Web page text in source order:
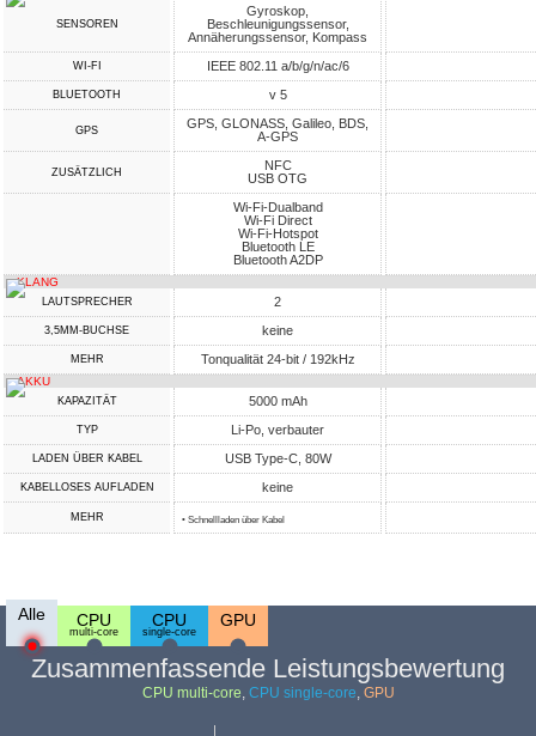
SENSOREN
Gyroskop,
Beschleunigungssensor,
Annäherungssensor, Kompass
WI-FI IEEE 802.11 a/b/g/n/ac/6
BLUETOOTH v 5
GPS
GPS, GLONASS, Galileo, BDS,
A-GPS
ZUSÄTZLICH
NFC
USB OTG
Wi-Fi-Dualband
Wi-Fi Direct
Wi-Fi-Hotspot
Bluetooth LE
Bluetooth A2DP
KLANG
LAUTSPRECHER 2
3,5MM-BUCHSE keine
MEHR Tonqualität 24-bit / 192kHz
AKKU
KAPAZITÄT 5000 mAh
TYP Li-Po, verbauter
LADEN ÜBER KABEL USB Type-C, 80W
KABELLOSES AUFLADEN keine
MEHR • Schnellladen über Kabel
Alle CPU
multi-core
CPU
single-core
GPU
Zusammenfassende Leistungsbewertung
CPU multi-core, CPU single-core, GPU